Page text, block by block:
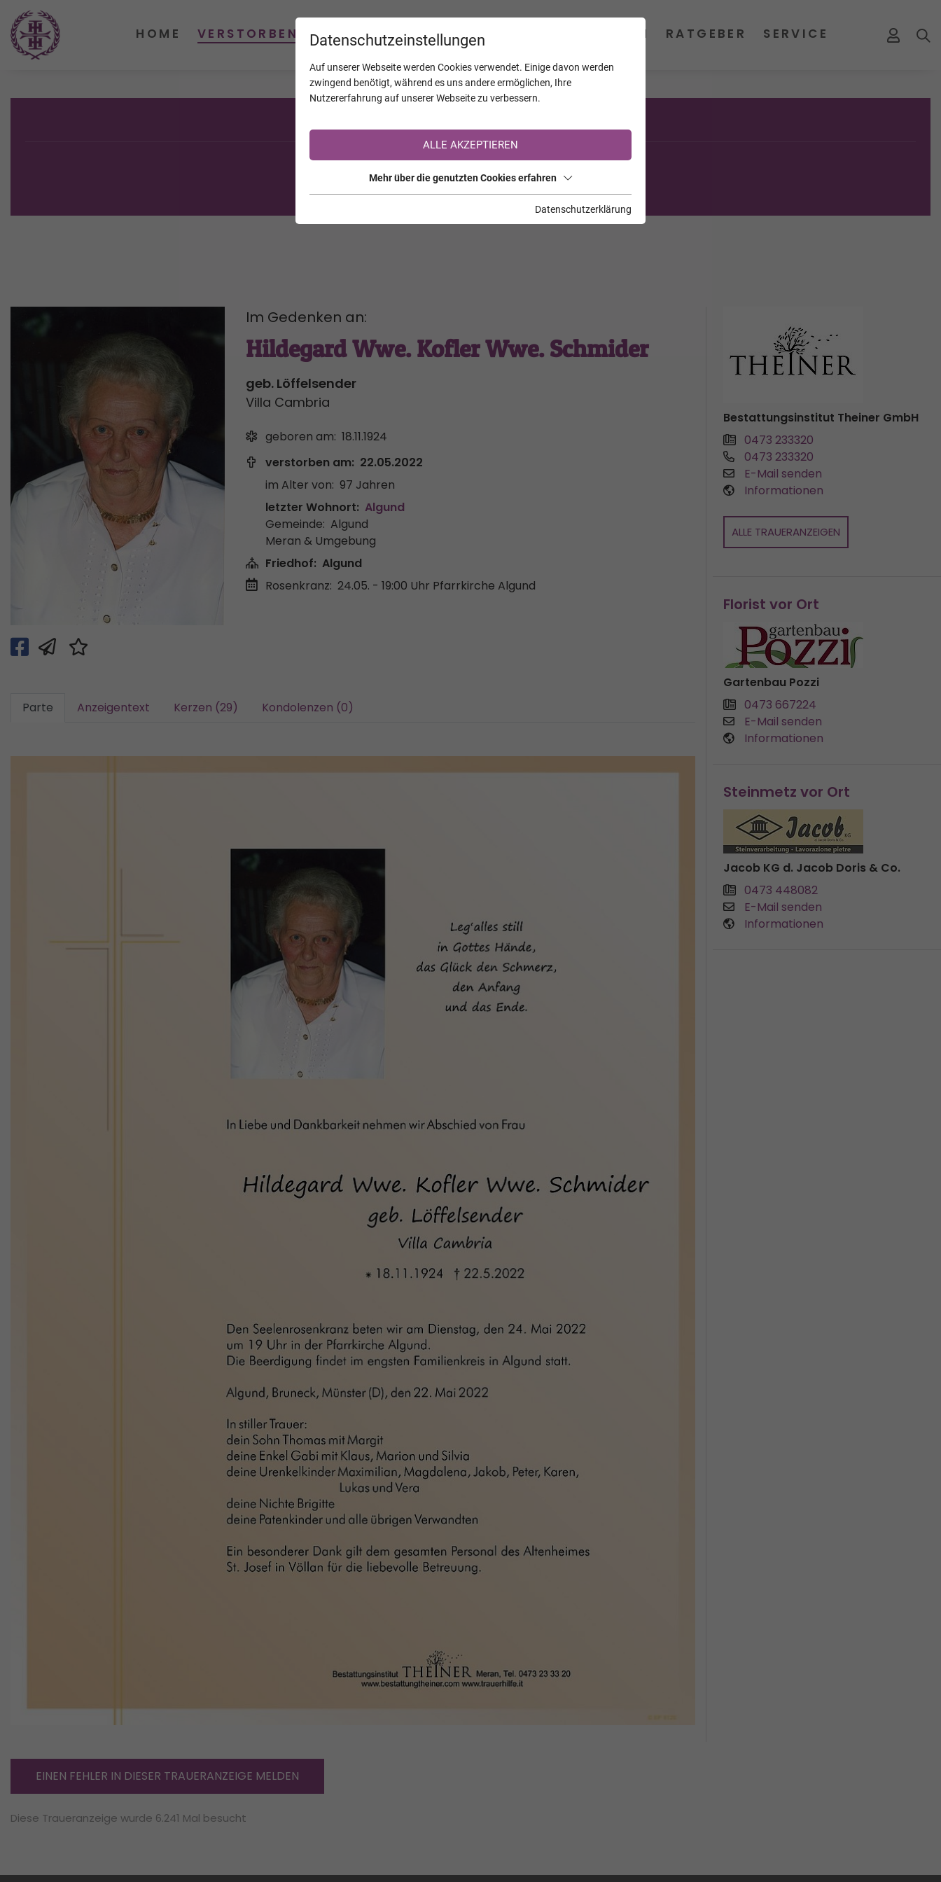
Sie sind noch nicht auf TrauerHilfe.it registriert?
>> zur kostenlosen Registrierung <<
Im Gedenken an:
Hildegard Wwe. Kofler Wwe. Schmider
geb. Löffelsender
Villa Cambria
geboren am: 18.11.1924
verstorben am: 22.05.2022
im Alter von: 97 Jahren
letzter Wohnort: Algund
Gemeinde: Algund
Meran & Umgebung
Friedhof: Algund
Rosenkranz: 24.05. - 19:00 Uhr Pfarrkirche Algund
Parte Anzeigentext Kerzen (29) Kondolenzen (0)
Bestattungsinstitut Theiner GmbH
0473 233320
0473 233320
E-Mail senden
Informationen
ALLE TRAUERANZEIGEN
Florist vor Ort
Gartenbau Pozzi
0473 667224
E-Mail senden
Informationen
Steinmetz vor Ort
Jacob KG d. Jacob Doris & Co.
0473 448082
E-Mail senden
Informationen
EINEN FEHLER IN DIESER TRAUERANZEIGE MELDEN
Diese Traueranzeige wurde 6.241 Mal besucht
Datenschutzeinstellungen
Auf unserer Webseite werden Cookies verwendet. Einige davon werden
zwingend benötigt, während es uns andere ermöglichen, Ihre
Nutzererfahrung auf unserer Webseite zu verbessern.
ALLE AKZEPTIEREN
Mehr über die genutzten Cookies erfahren
Datenschutzerklärung
HOME VERSTORBENE KALENDER JAHRESTAGE UNTERNEHMEN RATGEBER SERVICE